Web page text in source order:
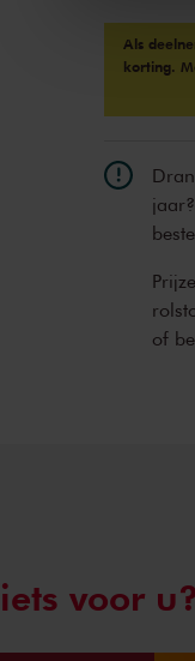
Als
korting.
of
voor u?